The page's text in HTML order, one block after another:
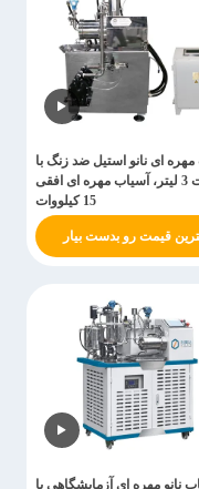
مهره ای نانو استیل ضد زنگ با
ظرفیت 3 لیتر، آسیاب مهره ای افقی
15 کیلووات
قیمت رو بدست بیار
نانو مهره ای آزمایشگاهی با